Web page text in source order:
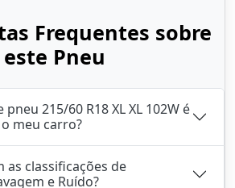
Frequentes sobre
este Pneu
215/60 R18 XL XL 102W é
meu carro?
as classificações de
e Ruído?